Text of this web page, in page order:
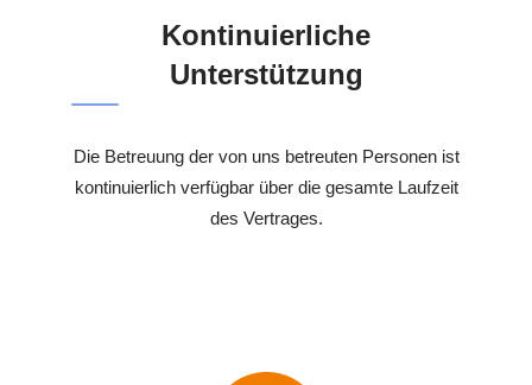
Kontinuierliche
Unterstützung
Die Betreuung der von uns betreuten Personen ist
kontinuierlich verfügbar über die gesamte Laufzeit
des Vertrages.